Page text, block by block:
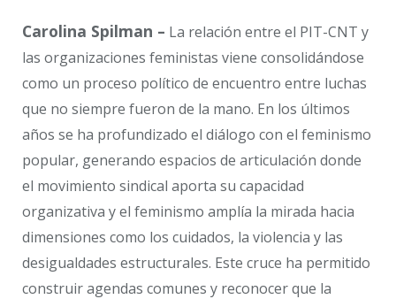
Carolina Spilman – La relación entre el PIT-CNT y
las organizaciones feministas viene consolidándose
como un proceso político de encuentro entre luchas
que no siempre fueron de la mano. En los últimos
años se ha profundizado el diálogo con el feminismo
popular, generando espacios de articulación donde
el movimiento sindical aporta su capacidad
organizativa y el feminismo amplía la mirada hacia
dimensiones como los cuidados, la violencia y las
desigualdades estructurales. Este cruce ha permitido
construir agendas comunes y reconocer que la